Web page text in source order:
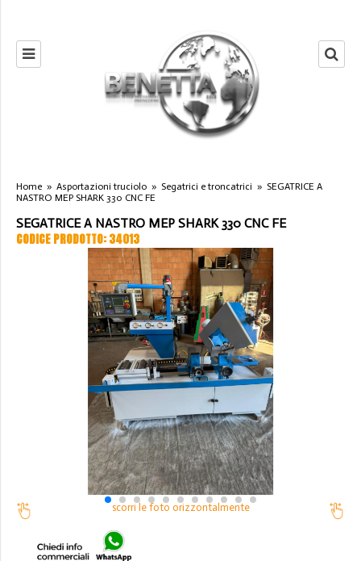
Home » Asportazioni truciolo » Segatrici e troncatrici » SEGATRICE A
NASTRO MEP SHARK 330 CNC FE
SEGATRICE A NASTRO MEP SHARK 330 CNC FE
CODICE PRODOTTO: 34013
scorri le foto orizzontalmente